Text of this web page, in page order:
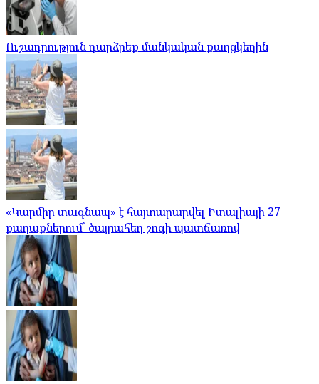
Ուշադրություն դարձրեք մանկական քաղցկեղին
«Կարմիր տագնապ» է հայտարարվել Իտալիայի 27
քաղաքներում՝ ծայրահեղ շոգի պատճառով